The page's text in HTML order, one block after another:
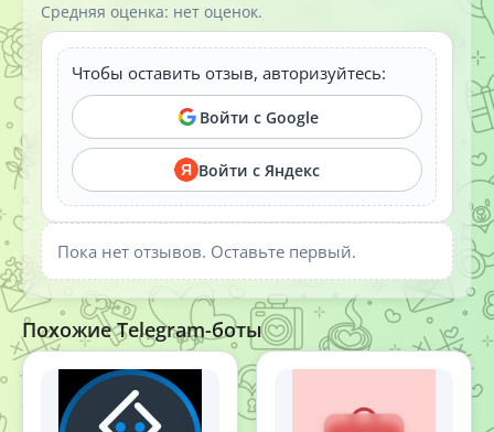
Средняя оценка: нет оценок.
Чтобы оставить отзыв, авторизуйтесь:
Войти с Google
Я Войти с Яндекс
Пока нет отзывов. Оставьте первый.
Похожие Telegram-боты